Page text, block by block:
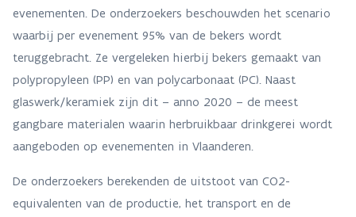
evenementen. De onderzoekers beschouwden het scenario
waarbij per evenement 95% van de bekers wordt
teruggebracht. Ze vergeleken hierbij bekers gemaakt van
polypropyleen (PP) en van polycarbonaat (PC). Naast
glaswerk/keramiek zijn dit – anno 2020 – de meest
gangbare materialen waarin herbruikbaar drinkgerei wordt
aangeboden op evenementen in Vlaanderen.
De onderzoekers berekenden de uitstoot van CO2-
equivalenten van de productie, het transport en de